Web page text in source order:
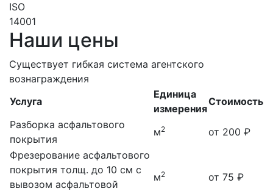
ISO
14001
Наши цены
Существует гибкая система агентского
вознаграждения
Услуга
Единица
измерения
Стоимость
Разборка асфальтового
покрытия
м2
от 200 ₽
Фрезерование асфальтового
покрытия толщ. до 10 см с
вывозом асфальтовой
м2 от 75 ₽